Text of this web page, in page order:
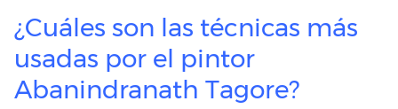
¿Cuáles son las técnicas más
usadas por el pintor
Abanindranath Tagore?